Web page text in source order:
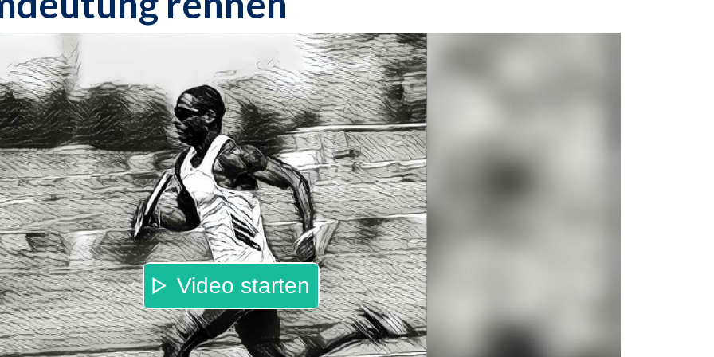
Video starten